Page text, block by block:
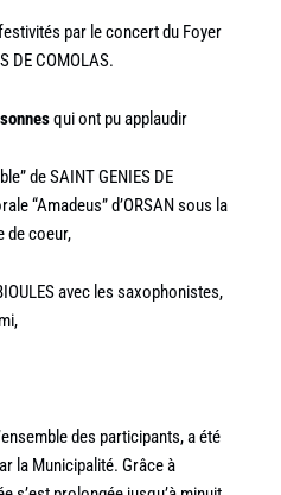
par le concert du Foyer
DE COMOLAS.
qui ont pu applaudir
de SAINT GENIES DE
“Amadeus” d’ORSAN sous la
de coeur,
avec les saxophonistes,
des participants, a été
la Municipalité. Grâce à